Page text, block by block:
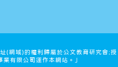
(網域)的權利歸屬於公文教育研究會;授
有限公司運作本網站。」